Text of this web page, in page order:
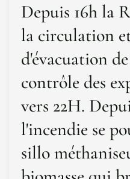
Depuis 16h la
la circulation
d'évacuation
contrôle des
vers 22H.
l'incendie se
sillo